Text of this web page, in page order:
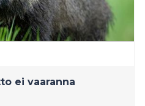
ei vaaranna